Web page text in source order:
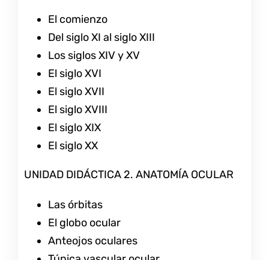
El comienzo
Del siglo XI al siglo XIII
Los siglos XIV y XV
El siglo XVI
El siglo XVII
El siglo XVIII
El siglo XIX
El siglo XX
UNIDAD DIDÁCTICA 2. ANATOMÍA OCULAR
Las órbitas
El globo ocular
Anteojos oculares